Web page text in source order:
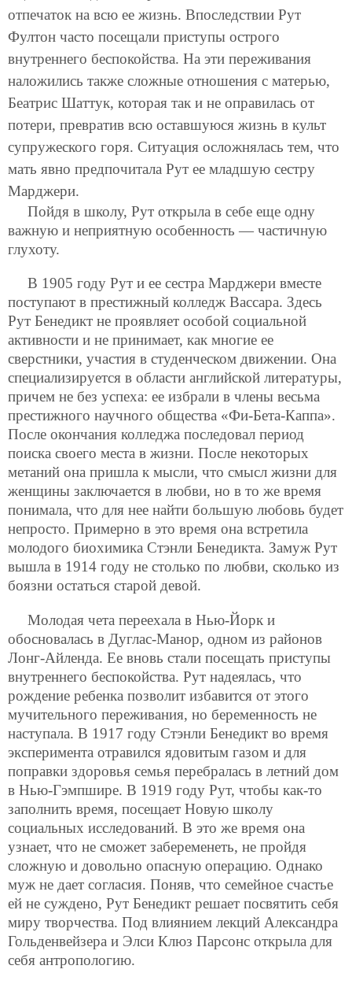
отпечаток на всю ее жизнь. Впоследствии Рут
Фултон часто посещали приступы острого
внутреннего беспокойства. На эти переживания
наложились также сложные отношения с матерью,
Беатрис Шаттук, которая так и не оправилась от
потери, превратив всю оставшуюся жизнь в культ
супружеского горя. Ситуация осложнялась тем, что
мать явно предпочитала Рут ее младшую сестру
Марджери.
Пойдя в школу, Рут открыла в себе еще одну
важную и неприятную особенность — частичную
глухоту.
В 1905 году Рут и ее сестра Марджери вместе
поступают в престижный колледж Вассара. Здесь
Рут Бенедикт не проявляет особой социальной
активности и не принимает, как многие ее
сверстники, участия в студенческом движении. Она
специализируется в области английской литературы,
причем не без успеха: ее избрали в члены весьма
престижного научного общества «Фи-Бета-Каппа».
После окончания колледжа последовал период
поиска своего места в жизни. После некоторых
метаний она пришла к мысли, что смысл жизни для
женщины заключается в любви, но в то же время
понимала, что для нее найти большую любовь будет
непросто. Примерно в это время она встретила
молодого биохимика Стэнли Бенедикта. Замуж Рут
вышла в 1914 году не столько по любви, сколько из
боязни остаться старой девой.
Молодая чета переехала в Нью-Йорк и
обосновалась в Дуглас-Манор, одном из районов
Лонг-Айленда. Ее вновь стали посещать приступы
внутреннего беспокойства. Рут надеялась, что
рождение ребенка позволит избавится от этого
мучительного переживания, но беременность не
наступала. В 1917 году Стэнли Бенедикт во время
эксперимента отравился ядовитым газом и для
поправки здоровья семья перебралась в летний дом
в Нью-Гэмпшире. В 1919 году Рут, чтобы как-то
заполнить время, посещает Новую школу
социальных исследований. В это же время она
узнает, что не сможет забеременеть, не пройдя
сложную и довольно опасную операцию. Однако
муж не дает согласия. Поняв, что семейное счастье
ей не суждено, Рут Бенедикт решает посвятить себя
миру творчества. Под влиянием лекций Александра
Гольденвейзера и Элси Клюз Парсонс открыла для
себя антропологию.